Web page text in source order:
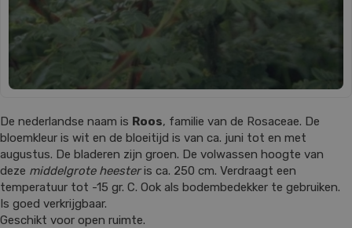
De nederlandse naam is Roos, familie van de Rosaceae. De
bloemkleur is wit en de bloeitijd is van ca. juni tot en met
augustus. De bladeren zijn groen. De volwassen hoogte van
deze middelgrote heesteris ca. 250 cm. Verdraagt een
temperatuur tot -15 gr. C. Ook als bodembedekker te gebruiken.
Is goed verkrijgbaar.
Geschikt voor open ruimte.